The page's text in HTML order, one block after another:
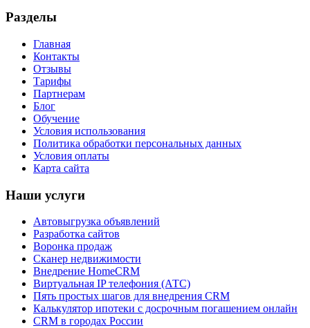
Разделы
Главная
Контакты
Отзывы
Тарифы
Партнерам
Блог
Обучение
Условия использования
Политика обработки персональных данных
Условия оплаты
Карта сайта
Наши услуги
Автовыгрузка объявлений
Разработка сайтов
Воронка продаж
Сканер недвижимости
Внедрение HomeCRM
Виртуальная IP телефония (АТС)
Пять простых шагов для внедрения CRM
Калькулятор ипотеки с досрочным погашением онлайн
CRM в городах России